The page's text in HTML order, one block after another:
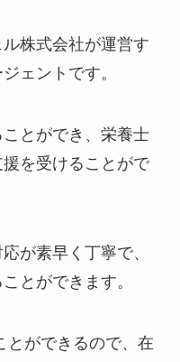
株式会社が運営す
ェントです。
とができ、栄養士
を受けることがで
が素早く丁寧で、
とができます。
とができるので、在